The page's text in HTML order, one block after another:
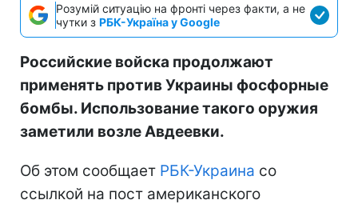
Розумій ситуацію на фронті через факти, а не
чутки з РБК-Україна у Google
Российские войска продолжают
применять против Украины фосфорные
бомбы. Использование такого оружия
заметили возле Авдеевки.
Об этом сообщает РБК-Украина со
ссылкой на пост американского